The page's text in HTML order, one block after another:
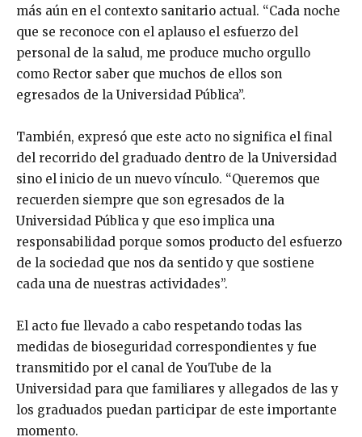
más aún en el contexto sanitario actual. “Cada noche
que se reconoce con el aplauso el esfuerzo del
personal de la salud, me produce mucho orgullo
como Rector saber que muchos de ellos son
egresados de la Universidad Pública”.
También, expresó que este acto no significa el final
del recorrido del graduado dentro de la Universidad
sino el inicio de un nuevo vínculo. “Queremos que
recuerden siempre que son egresados de la
Universidad Pública y que eso implica una
responsabilidad porque somos producto del esfuerzo
de la sociedad que nos da sentido y que sostiene
cada una de nuestras actividades”.
El acto fue llevado a cabo respetando todas las
medidas de bioseguridad correspondientes y fue
transmitido por el canal de YouTube de la
Universidad para que familiares y allegados de las y
los graduados puedan participar de este importante
momento.